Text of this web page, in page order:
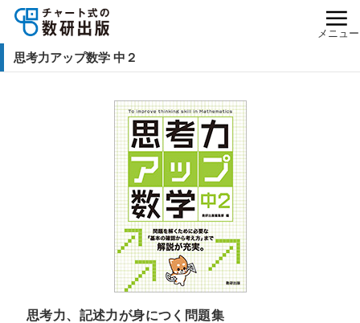
メニュー
思考力アップ数学 中２
思考力、記述力が身につく問題集